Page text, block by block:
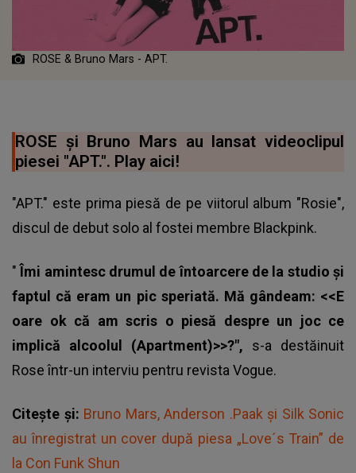
ROSE & Bruno Mars - APT.
ROSE și Bruno Mars au lansat videoclipul
piesei "APT.". Play aici!
"APT." este prima piesă de pe viitorul album "Rosie",
discul de debut solo al fostei membre Blackpink.
" Îmi amintesc drumul de întoarcere de la studio și
faptul că eram un pic speriată. Mă gândeam: <<E
oare ok că am scris o piesă despre un joc ce
implică alcoolul (Apartment)>>?", s-a destăinuit
Rose într-un interviu pentru revista Vogue.
Citește și: Bruno Mars, Anderson .Paak și Silk Sonic
au înregistrat un cover după piesa „Love´s Train” de
la Con Funk Shun